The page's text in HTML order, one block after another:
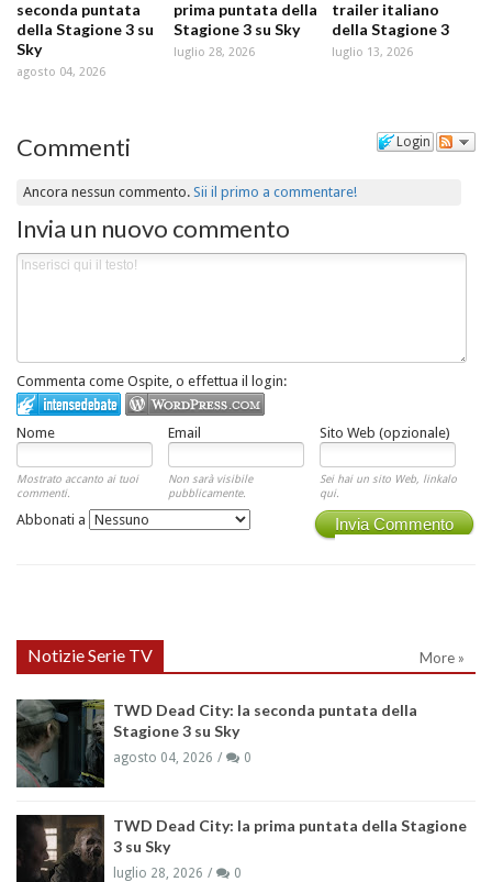
seconda puntata
della Stagione 3 su
Sky
agosto 04, 2026
prima puntata della
Stagione 3 su Sky
luglio 28, 2026
trailer italiano
della Stagione 3
luglio 13, 2026
Login
Commenti
Ancora nessun commento.Sii il primo a commentare!
Invia un nuovo commento
Commenta come Ospite, o effettua il login:
Nome Email Sito Web (opzionale)
Mostrato accanto ai tuoi
commenti.
Non sarà visibile
pubblicamente.
Sei hai un sito Web, linkalo
qui.
Invia Commento
Abbonati a
Notizie Serie TV More »
TWD Dead City: la seconda puntata della
Stagione 3 su Sky
agosto 04, 2026 0
TWD Dead City: la prima puntata della Stagione
3 su Sky
luglio 28, 2026 0